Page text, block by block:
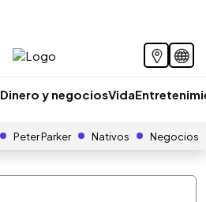
Dinero y negociosVida
Peter Parker Nativos Negocios